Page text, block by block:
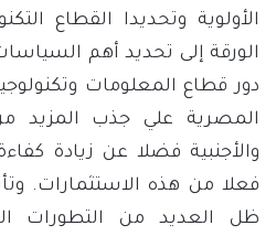
الأولوية وتحديدا القطاع
الورقة إلى تحديد أهم
دور قطاع المعلومات
المصرية علي جذب المزيد
والأجنبية فضلا عن زيادة
فعلا من هذه الاستثمارات.
ظل العديد من التطورات